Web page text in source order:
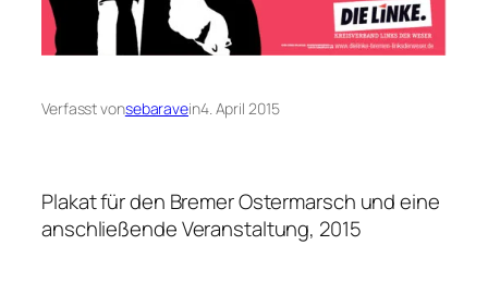
Verfasst vonsebaravein4. April 2015
Plakat für den Bremer Ostermarsch und eine
anschließende Veranstaltung, 2015